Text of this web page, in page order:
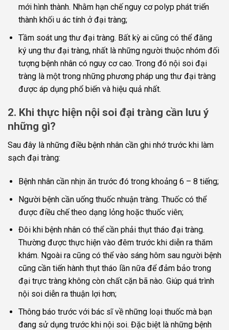
mới hình thành. Nhằm hạn chế nguy cơ polyp phát triển
thành khối u ác tính ở đại tràng;
Tầm soát ung thư đại tràng. Bất kỳ ai cũng có thể đăng
ký ung thư đại tràng, nhất là những người thuộc nhóm đối
tượng bệnh nhân có nguy cơ cao. Trong đó nội soi đại
tràng là một trong những phương pháp ung thư đại tràng
được áp dụng phổ biến và hiệu quả nhất.
2. Khi thực hiện nội soi đại tràng cần lưu ý
những gì?
Sau đây là những điều bệnh nhân cần ghi nhớ trước khi làm
sạch đại tràng:
Bệnh nhân cần nhịn ăn trước đó trong khoảng 6 – 8 tiếng;
Người bệnh cần uống thuốc nhuận tràng. Thuốc có thể
được điều chế theo dạng lỏng hoặc thuốc viên;
Đôi khi bệnh nhân có thể cần phải thụt tháo đại tràng.
Thường được thực hiện vào đêm trước khi diễn ra thăm
khám. Ngoài ra cũng có thể vào sáng hôm sau người bệnh
cũng cần tiến hành thụt tháo lần nữa để đảm bảo trong
đại trực tràng không còn chất cặn bã nào. Giúp quá trình
nội soi diễn ra thuận lợi hơn;
Thông báo trước với bác sĩ về những loại thuốc mà bạn
đang sử dụng trước khi nội soi. Đặc biệt là những bệnh